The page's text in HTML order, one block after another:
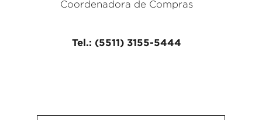
Coordenadora de Compras
Tel.: (5511) 3155-5444